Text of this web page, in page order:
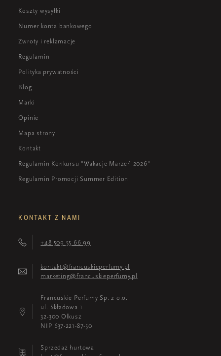
Koszty wysyłki
Numer konta bankowego
Zwroty i reklamacje
Regulamin
Polityka prywatności
Blog
Marki
Opinie
Mapa strony
Kontakt
Regulamin Konkursu "Wakacje Marzeń 2026"
Regulamin Promocji Summer Edition
KONTAKT Z NAMI
+48 509 55 66 99
kontakt@francuskieperfumy.pl
marketing@francuskieperfumy.pl
Francuskie Perfumy Sp. z o.o.
ul. Składowa 1
32-300 Olkusz
NIP 637-221-87-50
Sprzedaż hurtowa